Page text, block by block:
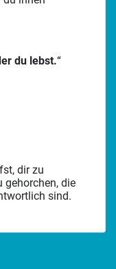
du lebst.“
dir zu
gehorchen, die
sind.